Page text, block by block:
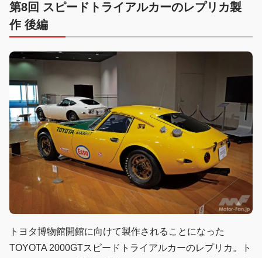
第8回 スピードトライアルカーのレプリカ製
作 後編
トヨタ博物館開館に向けて製作されることになった
TOYOTA 2000GTスピードトライアルカーのレプリカ。ト